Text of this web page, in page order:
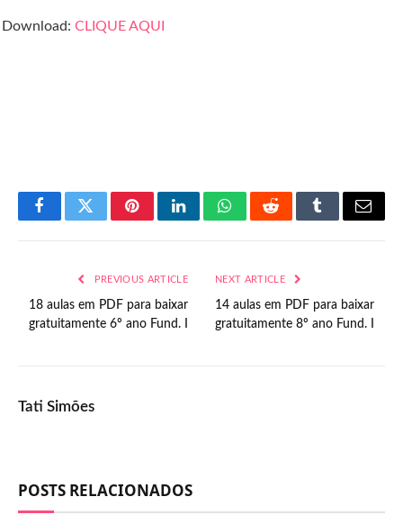
Download: CLIQUE AQUI
FacebookTwitterPinterestLinkedInWhatsAppRedditTumblrEmail
PREVIOUS ARTICLE
18 aulas em PDF para baixar
gratuitamente 6º ano Fund. I
NEXT ARTICLE
14 aulas em PDF para baixar
gratuitamente 8º ano Fund. I
Tati Simões
POSTS RELACIONADOS